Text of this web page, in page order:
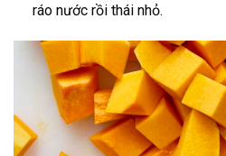
ráo nước rồi thái nhỏ.